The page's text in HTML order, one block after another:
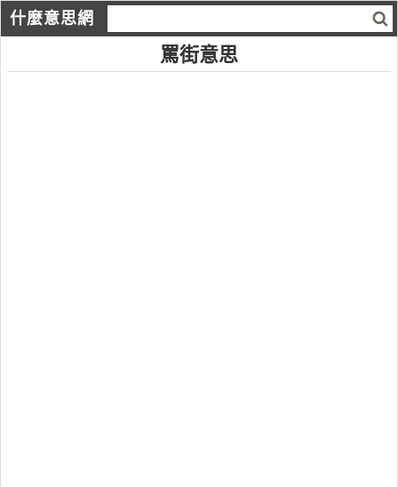
什麼意思網
罵街意思